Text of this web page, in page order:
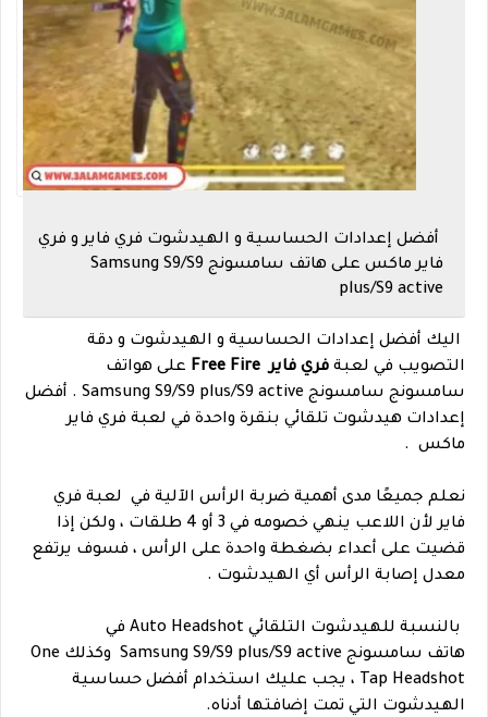
أفضل إعدادات الحساسية و الهيدشوت فري فاير و فري
فاير ماكس على هاتف سامسونج Samsung S9/S9
plus/S9 active
اليك أفضل إعدادات الحساسية و الهيدشوت و دقة
التصويب في لعبة فري فاير Free Fire
على هواتف
سامسونج سامسونج Samsung S9/S9 plus/S9 active . أفضل
إعدادات هيدشوت تلقائي بنقرة واحدة في لعبة فري فاير
ماكس .
نعلم جميعًا مدى أهمية ضربة الرأس الآلية في لعبة فري
فاير لأن اللاعب ينهي خصومه في 3 أو 4 طلقات ، ولكن إذا
قضيت على أعداء بضغطة واحدة على الرأس ، فسوف يرتفع
معدل إصابة الرأس أي الهيدشوت .
بالنسبة للهيدشوت التلقائي Auto Headshot في
هاتف سامسونج Samsung S9/S9 plus/S9 active وكذلك One
Tap Headshot ، يجب عليك استخدام أفضل حساسية
الهيدشوت التي تمت إضافتها أدناه.